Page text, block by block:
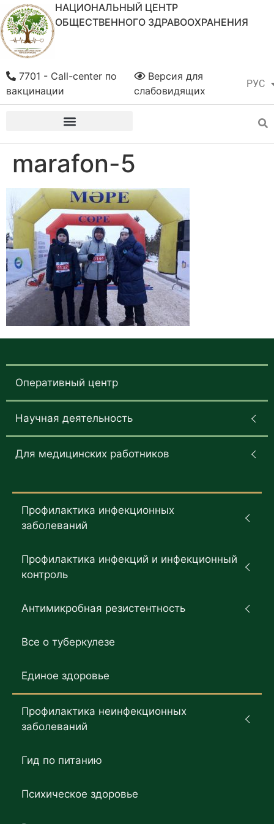
НАЦИОНАЛЬНЫЙ ЦЕНТР
ОБЩЕСТВЕННОГО ЗДРАВООХРАНЕНИЯ
РУС
ҚАЗ
Версия для
слабовидящих
7701 - Call-center по
вакцинации
marafon-5
Оперативный центр
Научная деятельность
Для медицинских работников
Профилактика инфекционных
заболеваний
Профилактика инфекций и инфекционный
контроль
Антимикробная резистентность
Все о туберкулезе
Единое здоровье
Профилактика неинфекционных
заболеваний
Гид по питанию
Психическое здоровье